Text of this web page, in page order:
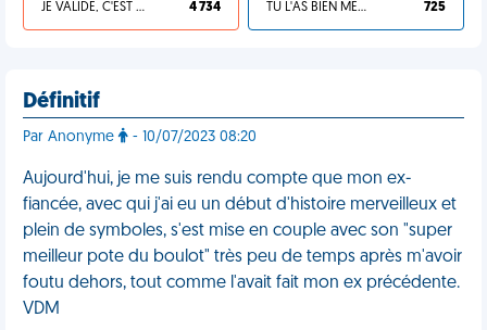
JE VALIDE, C'EST UNE VDM 4 734 TU L'AS BIEN MÉRITÉ 725
Définitif
Par Anonyme - 10/07/2023 08:20
Aujourd'hui, je me suis rendu compte que mon ex-
fiancée, avec qui j'ai eu un début d'histoire merveilleux et
plein de symboles, s'est mise en couple avec son "super
meilleur pote du boulot" très peu de temps après m'avoir
foutu dehors, tout comme l'avait fait mon ex précédente.
VDM